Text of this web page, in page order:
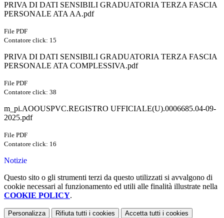
PRIVA DI DATI SENSIBILI GRADUATORIA TERZA FASCIA
PERSONALE ATA AA.pdf
File PDF
Contatore click: 15
PRIVA DI DATI SENSIBILI GRADUATORIA TERZA FASCIA
PERSONALE ATA COMPLESSIVA.pdf
File PDF
Contatore click: 38
m_pi.AOOUSPVC.REGISTRO UFFICIALE(U).0006685.04-09-
2025.pdf
File PDF
Contatore click: 16
Notizie
Questo sito o gli strumenti terzi da questo utilizzati si avvalgono di
cookie necessari al funzionamento ed utili alle finalità illustrate nella
COOKIE POLICY.
Personalizza Rifiuta tutti i cookies Accetta tutti i cookies